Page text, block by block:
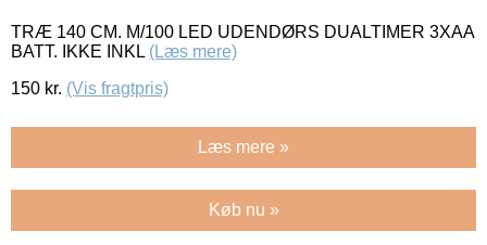
TRÆ 140 CM. M/100 LED UDENDØRS DUALTIMER 3XAA
BATT. IKKE INKL (Læs mere)
150 kr. (Vis fragtpris)
Læs mere »
Køb nu »